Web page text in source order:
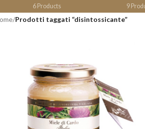
6 Products 9
/Prodotti taggati “disintossicante”